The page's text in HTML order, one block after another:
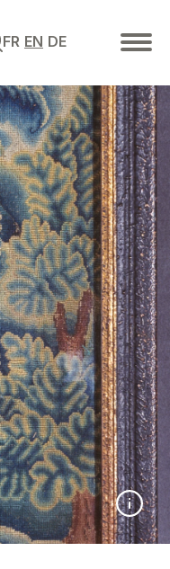
FR EN DE